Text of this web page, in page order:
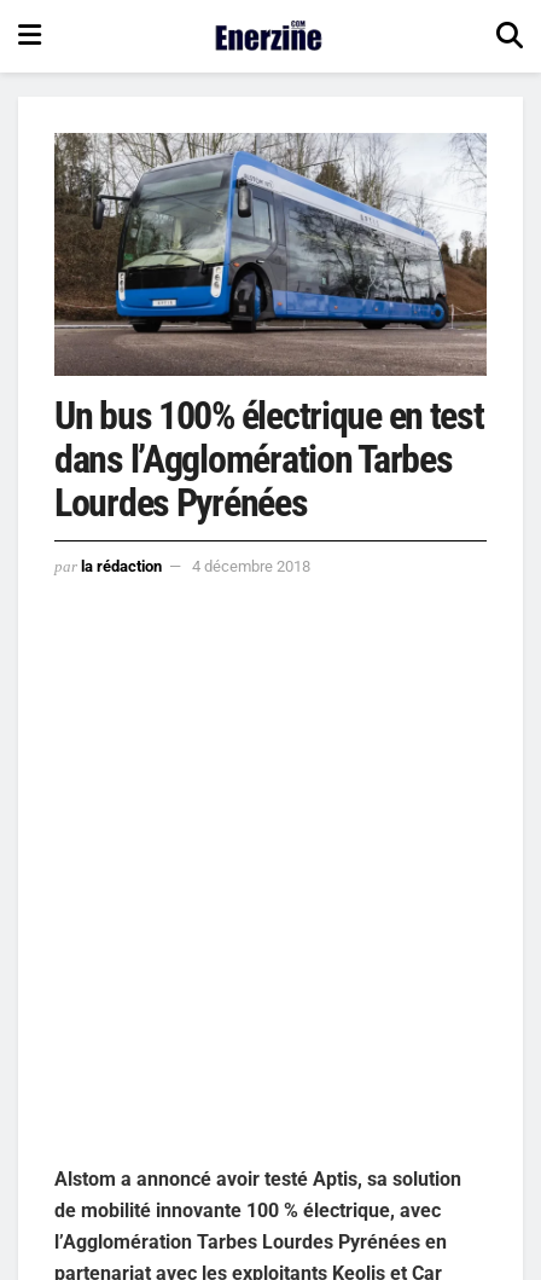
Un bus 100% électrique en test
dans l’Agglomération Tarbes
Lourdes Pyrénées
par la rédaction 4 décembre 2018
Alstom a annoncé avoir testé Aptis, sa solution
de mobilité innovante 100 % électrique, avec
l’Agglomération Tarbes Lourdes Pyrénées en
partenariat avec les exploitants Keolis et Car